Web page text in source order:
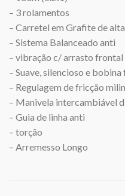
– 3 rolamentos
– Carretel em Grafite de
– Sistema Balanceado anti
– vibração c/ arrasto frontal
– Suave, silencioso e
– Regulagem de fricção
– Manivela intercambiável
– Guia de linha anti
– torção
– Arremesso Longo